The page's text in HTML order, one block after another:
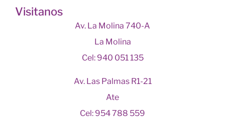
Visitanos
Av. La Molina 740-A
La Molina
Cel: 940 051 135
Av. Las Palmas R1-21
Ate
Cel: 954 788 559